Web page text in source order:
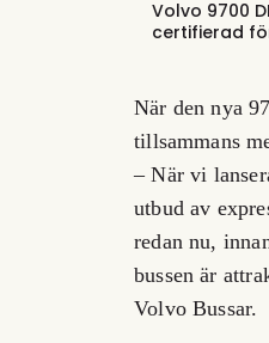
Volvo 9700
certifierad
När den nya
tillsammans
– När vi
utbud av
redan nu,
bussen är
Volvo Bussar.